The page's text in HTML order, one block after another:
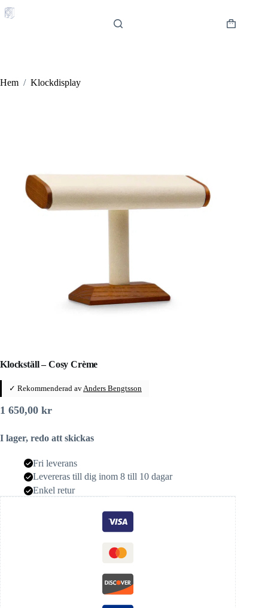
till
Varukorg
Hem / Klockdisplay
Klockställ – Cosy Crème
✓ Rekommenderad av Anders Bengtsson
1 650,00 kr
I lager, redo att skickas
Fri leverans
Levereras till dig inom 8 till 10 dagar
Enkel retur